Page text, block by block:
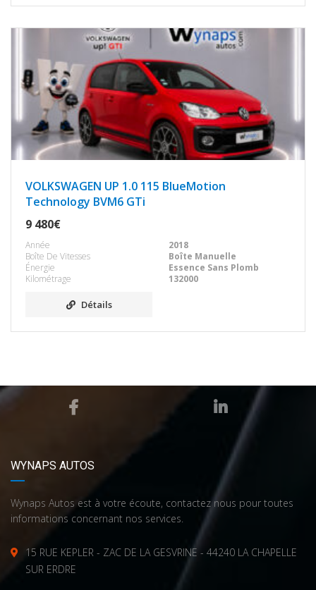
VOLKSWAGEN UP 1.0 115 BlueMotion
Technology BVM6 GTi
9 480€
Année
2018
Boîte De Vitesses
Boîte Manuelle
Énergie
Essence Sans Plomb
Kilométrage
132000
Détails
WYNAPS AUTOS
Wynaps Autos est à votre écoute, contactez nous pour toutes
informations concernant nos services.
15 RUE KEPLER - ZAC DE LA GESVRINE - 44240 LA CHAPELLE
SUR ERDRE